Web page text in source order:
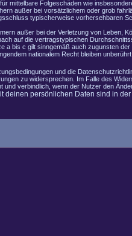
mittelbare Folgeschäden wie
außer bei vorsätzlichem oder grob
typischerweise vorhersehbaren
außer bei der Verletzung von Leben,
auf die vertragstypischen
a bis c gilt sinngemäß auch zugunsten
nationalem Recht bleiben unberührt.
und die
zu widersprechen. Im Falle des
und verbindlich, wenn der Nutzer den
deinen persönlichen Daten sind in